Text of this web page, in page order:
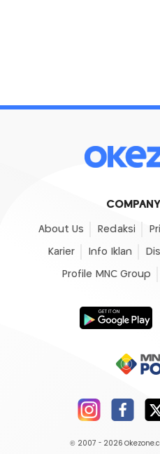
About Us Redaksi
Karier Info Iklan
Profile MNC Group
© 2007 - 2026